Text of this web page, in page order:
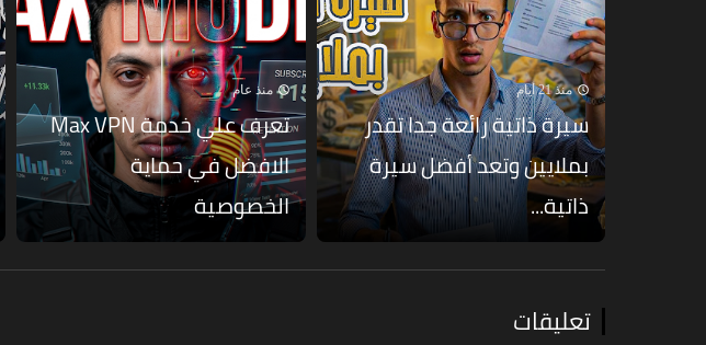
منذ 21 أيام
سيرة ذاتية رائعة جدا تقدر
بملايين وتعد أفضل سيرة
ذاتية...
منذ عام
تعرف علي خدمة Max VPN
الافضل في حماية
الخصوصية
تعليقات